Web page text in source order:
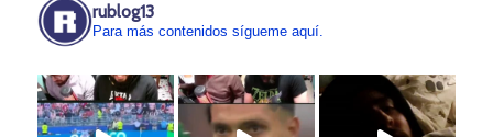
rublog13
Para más contenidos sígueme aquí.